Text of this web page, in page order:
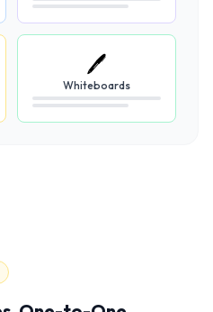
🖊️
Whiteboards